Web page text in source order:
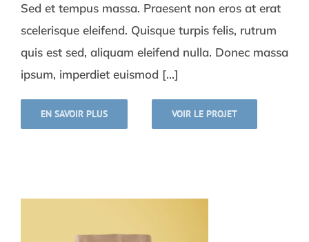
Sed et tempus massa. Praesent non eros at erat
scelerisque eleifend. Quisque turpis felis, rutrum
quis est sed, aliquam eleifend nulla. Donec massa
ipsum, imperdiet euismod [...]
EN SAVOIR PLUS VOIR LE PROJET